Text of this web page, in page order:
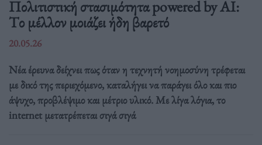
Πολιτιστική στασιμότητα powered by AI:
Tο μέλλον μοιάζει ήδη βαρετό
20.05.26
Νέα έρευνα δείχνει πως όταν η τεχνητή νοημοσύνη τρέφεται
με δικό της περιεχόμενο, καταλήγει να παράγει όλο και πιο
άψυχο, προβλέψιμο και μέτριο υλικό. Με λίγα λόγια, το
internet μετατρέπεται σιγά σιγά